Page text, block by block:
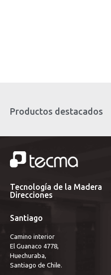
Productos destacados
Tecnología de la Madera
Direcciones
Santiago
Camino interior
El Guanaco 4778,
Huechuraba,
Santiago de Chile.